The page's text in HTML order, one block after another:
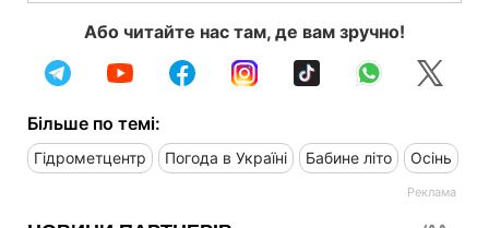
Або читайте нас там, де вам зручно!
Більше по темі:
Гідрометцентр Погода в Україні Бабине літо Осінь